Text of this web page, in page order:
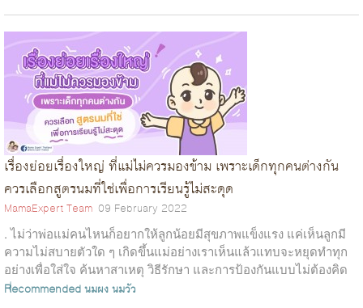
เรื่องย่อยเรื่องใหญ่ ที่แม่ไม่ควรมองข้าม เพราะเด็กทุกคนต่างกัน
ควรเลือกสูตรนมที่ใช่เพื่อการเรียนรู้ไม่สะดุด
MamaExpert Team 09 February 2022
. ไม่ว่าพ่อแม่คนไหนก็อยากให้ลูกน้อยมีสุขภาพแข็งแรง แค่เห็นลูกมี
ความไม่สบายตัวใด ๆ เกิดขึ้นแม่อย่างเราเห็นแล้วแทบจะหยุดทำทุก
อย่างเพื่อใส่ใจ ค้นหาสาเหตุ วิธีรักษา และการป้องกันแบบไม่ต้องคิด
เรื่องอื่น...
Recommendedนมผงนมวัว